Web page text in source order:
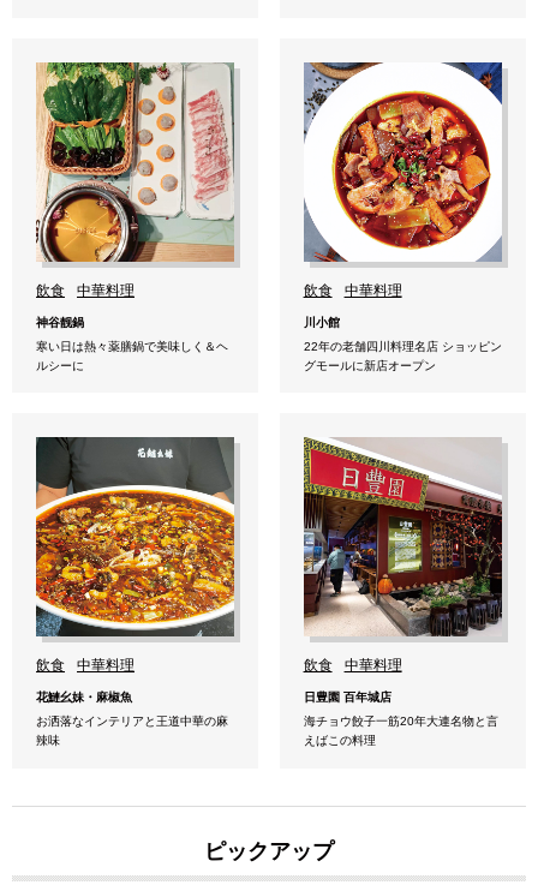
飲食 中華料理
神谷靓鍋
寒い日は熱々薬膳鍋で美味しく＆ヘ
ルシーに
飲食 中華料理
川小館
22年の老舗四川料理名店 ショッピン
グモールに新店オープン
飲食 中華料理
花鰱幺妹・麻椒魚
お洒落なインテリアと王道中華の麻
辣味
飲食 中華料理
日豊園 百年城店
海チョウ餃子一筋20年大連名物と言
えばこの料理
ピックアップ